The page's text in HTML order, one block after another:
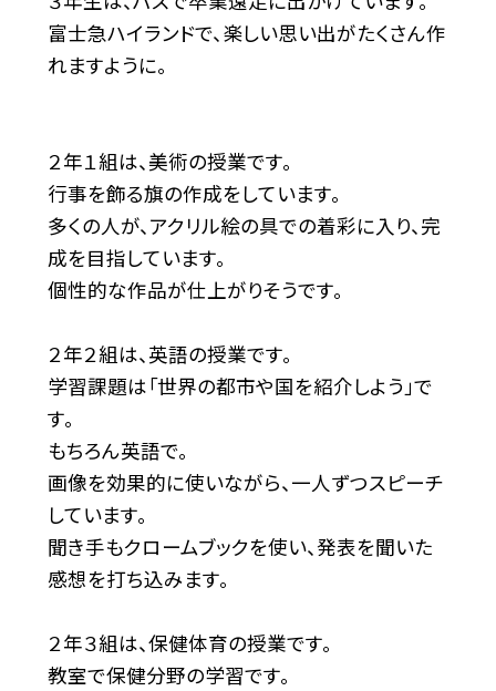
富士急ハイランドで、楽しい思い出がたくさん作
れますように。
２年１組は、美術の授業です。
行事を飾る旗の作成をしています。
多くの人が、アクリル絵の具での着彩に入り、完
成を目指しています。
個性的な作品が仕上がりそうです。
２年２組は、英語の授業です。
学習課題は「世界の都市や国を紹介しよう」で
す。
もちろん英語で。
画像を効果的に使いながら、一人ずつスピーチ
しています。
聞き手もクロームブックを使い、発表を聞いた
感想を打ち込みます。
２年３組は、保健体育の授業です。
教室で保健分野の学習です。